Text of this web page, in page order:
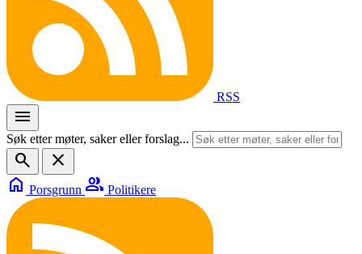
RSS
menu
Søk etter møter, saker eller forslag...
search
close
home Porsgrunn group Politikere